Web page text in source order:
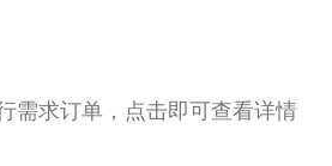
需求订单，点击即可查看详情